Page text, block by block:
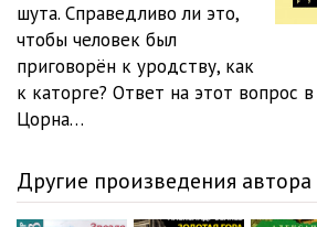
шута. Справедливо ли это,
чтобы человек был
приговорён к уродству, как
к каторге? Ответ на этот вопрос
Цорна…
Другие произведения автора